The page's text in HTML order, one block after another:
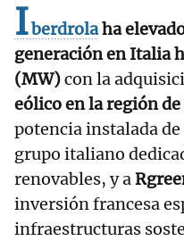
Iberdrolaha
generación en Italia
(MW)con la
eólico en la región
potencia instalada
grupo italiano
renovables, y a
inversión francesa
infraestructuras